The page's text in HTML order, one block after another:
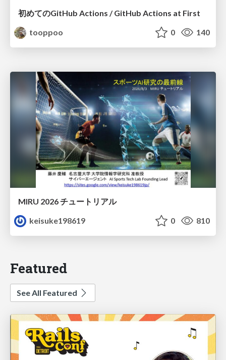
初めてのGitHub Actions / GitHub Actions at First
tooppoo
0 140
MIRU 2026 チュートリアル
keisuke198619
0 810
Featured
See All Featured